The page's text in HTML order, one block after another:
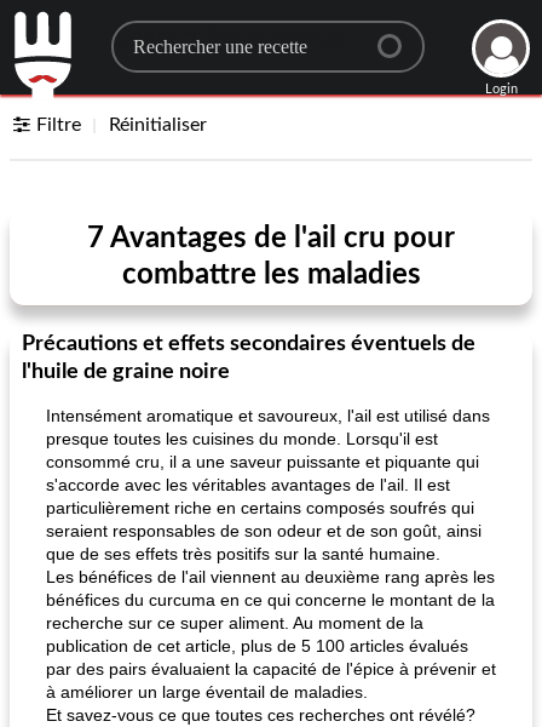
Search for a recipe
Login
Filtre Réinitialiser
7 Avantages de l'ail cru pour
combattre les maladies
Précautions et effets secondaires éventuels de
l'huile de graine noire
Intensément aromatique et savoureux, l'ail est utilisé dans
presque toutes les cuisines du monde. Lorsqu'il est
consommé cru, il a une saveur puissante et piquante qui
s'accorde avec les véritables avantages de l'ail. Il est
particulièrement riche en certains composés soufrés qui
seraient responsables de son odeur et de son goût, ainsi
que de ses effets très positifs sur la santé humaine.
Les bénéfices de l'ail viennent au deuxième rang après les
bénéfices du curcuma en ce qui concerne le montant de la
recherche sur ce super aliment. Au moment de la
publication de cet article, plus de 5 100 articles évalués
par des pairs évaluaient la capacité de l'épice à prévenir et
à améliorer un large éventail de maladies.
Et savez-vous ce que toutes ces recherches ont révélé?